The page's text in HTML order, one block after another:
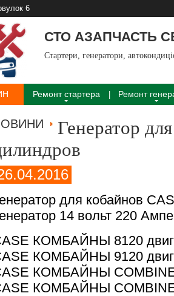
6
СТО АЗАПЧАСТЬ
Стартери, генератори,
Ремонт стартера Ремонт
Генератор
для кобайнов
14 вольт 220
КОМБАЙНЫ 8120
КОМБАЙНЫ 9120
КОМБАЙНЫ
КОМБАЙНЫ